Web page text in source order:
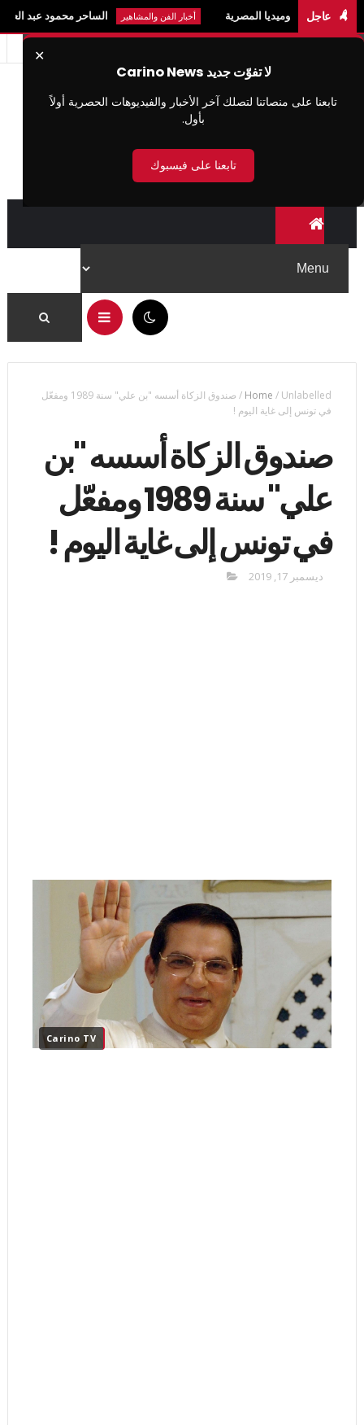
عاجلالمصرية أخبار الفن والمشاهير الساحر محمود عبد العزيز: السر
✕
لا تفوّت جديد Carino News
تابعنا على منصاتنا لتصلك آخر الأخبار والفيديوهات الحصرية أولاً
بأول.
تابعنا على فيسبوك
Home / Unlabelled
/
صندوق الزكاة أسسه "بن علي" سنة 1989 ومفعّل
في تونس إلى غاية اليوم !
صندوق الزكاة أسسه "بن
علي" سنة 1989 ومفعّل
في تونس إلى غاية اليوم !
ديسمبر 17, 2019
Carino TV